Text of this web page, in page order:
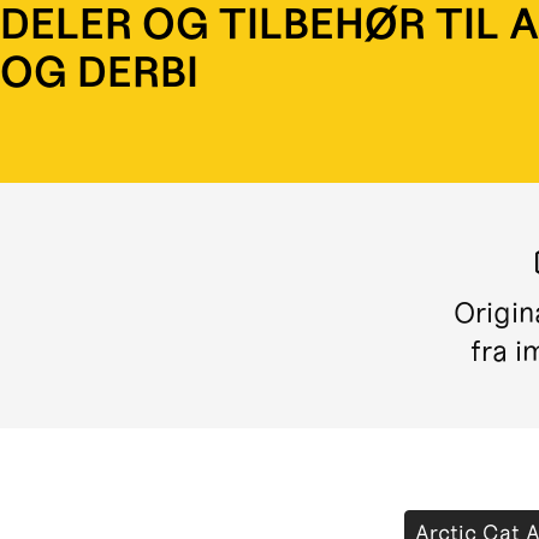
DELER OG TILBEHØR TIL
OG DERBI
fra
Arctic Cat